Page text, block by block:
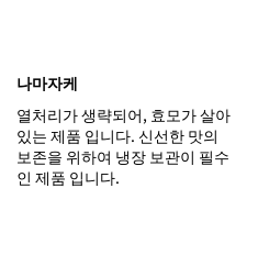
나마자케
열처리가 생략되어, 효모가 살아
있는 제품 입니다. 신선한 맛의
보존을 위하여 냉장 보관이 필수
인 제품 입니다.